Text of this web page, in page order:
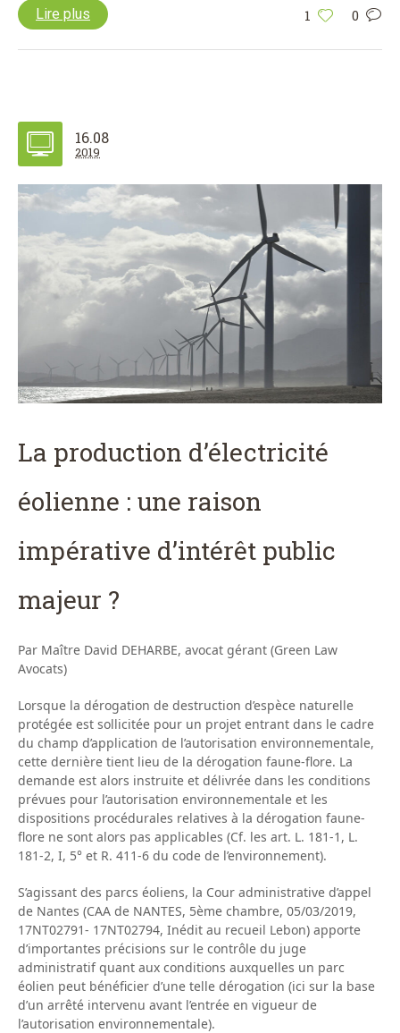
1 0
Lire plus
16.08
2019
La production d’électricité
éolienne : une raison
impérative d’intérêt public
majeur ?
Par Maître David DEHARBE, avocat gérant (Green Law
Avocats)
Lorsque la dérogation de destruction d’espèce naturelle
protégée est sollicitée pour un projet entrant dans le cadre
du champ d’application de l’autorisation environnementale,
cette dernière tient lieu de la dérogation faune-flore. La
demande est alors instruite et délivrée dans les conditions
prévues pour l’autorisation environnementale et les
dispositions procédurales relatives à la dérogation faune-
flore ne sont alors pas applicables (Cf. les art. L. 181-1, L.
181-2, I, 5° et R. 411-6 du code de l’environnement).
S’agissant des parcs éoliens, la Cour administrative d’appel
de Nantes (CAA de NANTES, 5ème chambre, 05/03/2019,
17NT02791- 17NT02794, Inédit au recueil Lebon) apporte
d’importantes précisions sur le contrôle du juge
administratif quant aux conditions auxquelles un parc
éolien peut bénéficier d’une telle dérogation (ici sur la base
d’un arrêté intervenu avant l’entrée en vigueur de
l’autorisation environnementale).